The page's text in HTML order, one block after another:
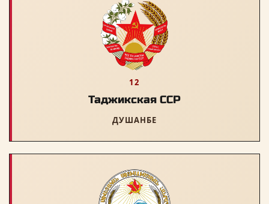
12
Таджикская ССР
ДУШАНБЕ